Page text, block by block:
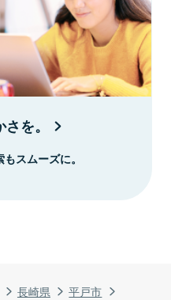
長崎県
平戸市
を。
スムーズに。